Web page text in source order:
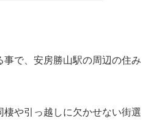
事で、安房勝山駅の周辺の住み
や引っ越しに欠かせない街選